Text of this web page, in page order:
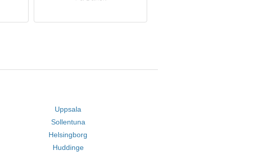
Uppsala
Sollentuna
Helsingborg
Huddinge